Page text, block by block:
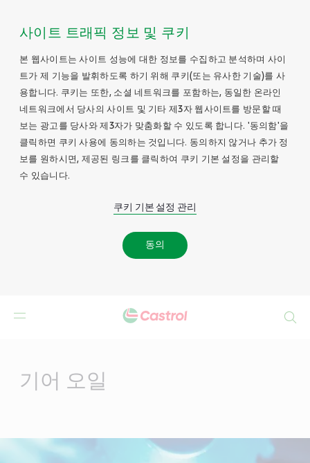
사이트 트래픽 정보 및 쿠키
본 웹사이트는 사이트 성능에 대한 정보를 수집하고 분석하며 사이
트가 제 기능을 발휘하도록 하기 위해 쿠키(또는 유사한 기술)를 사
용합니다. 쿠키는 또한, 소셜 네트워크를 포함하는, 동일한 온라인
네트워크에서 당사의 사이트 및 기타 제3자 웹사이트를 방문할 때
보는 광고를 당사와 제3자가 맞춤화할 수 있도록 합니다. '동의함'을
클릭하면 쿠키 사용에 동의하는 것입니다. 동의하지 않거나 추가 정
보를 원하시면, 제공된 링크를 클릭하여 쿠키 기본 설정을 관리할
수 있습니다.
쿠키 기본 설정 관리
동의
기어 오일